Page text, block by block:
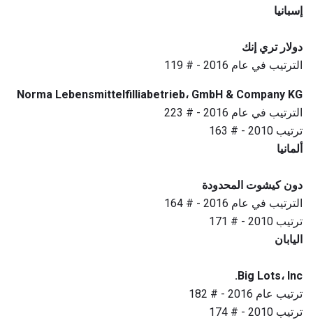
إسبانيا
دولار تري إنك
الترتيب في عام 2016 - # 119
Norma Lebensmittelfilliabetrieb، GmbH & Company KG
الترتيب في عام 2016 - # 223
ترتيب 2010 - # 163
ألمانيا
دون كيشوت المحدودة
الترتيب في عام 2016 - # 164
ترتيب 2010 - # 171
اليابان
Big Lots، Inc.
ترتيب عام 2016 - # 182
ترتيب 2010 - # 174